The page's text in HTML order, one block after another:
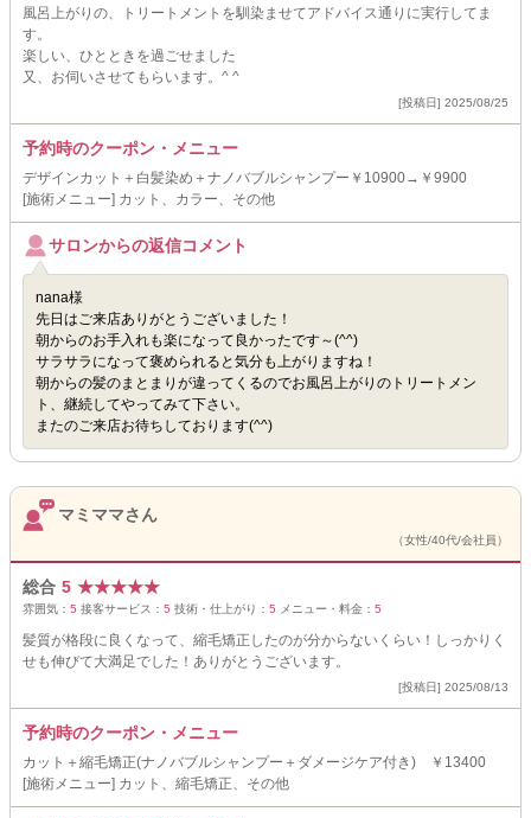
風呂上がりの、トリートメントを馴染ませてアドバイス通りに実行してま
す。
楽しい、ひとときを過ごせました
又、お伺いさせてもらいます。^ ^
[投稿日] 2025/08/25
予約時のクーポン・メニュー
デザインカット＋白髪染め＋ナノバブルシャンプー￥10900→￥9900
[施術メニュー] カット、カラー、その他
サロンからの返信コメント
nana様
先日はご来店ありがとうございました！
朝からのお手入れも楽になって良かったです～(^^)
サラサラになって褒められると気分も上がりますね！
朝からの髪のまとまりが違ってくるのでお風呂上がりのトリートメン
ト、継続してやってみて下さい。
またのご来店お待ちしております(^^)
マミママさん
（女性/40代/会社員）
総合 5 ★★★★★
雰囲気： 5 接客サービス： 5 技術・仕上がり： 5 メニュー・料金： 5
髪質が格段に良くなって、縮毛矯正したのが分からないくらい！しっかりく
せも伸びて大満足でした！ありがとうございます。
[投稿日] 2025/08/13
予約時のクーポン・メニュー
カット＋縮毛矯正(ナノバブルシャンプー＋ダメージケア付き) ￥13400
[施術メニュー] カット、縮毛矯正、その他